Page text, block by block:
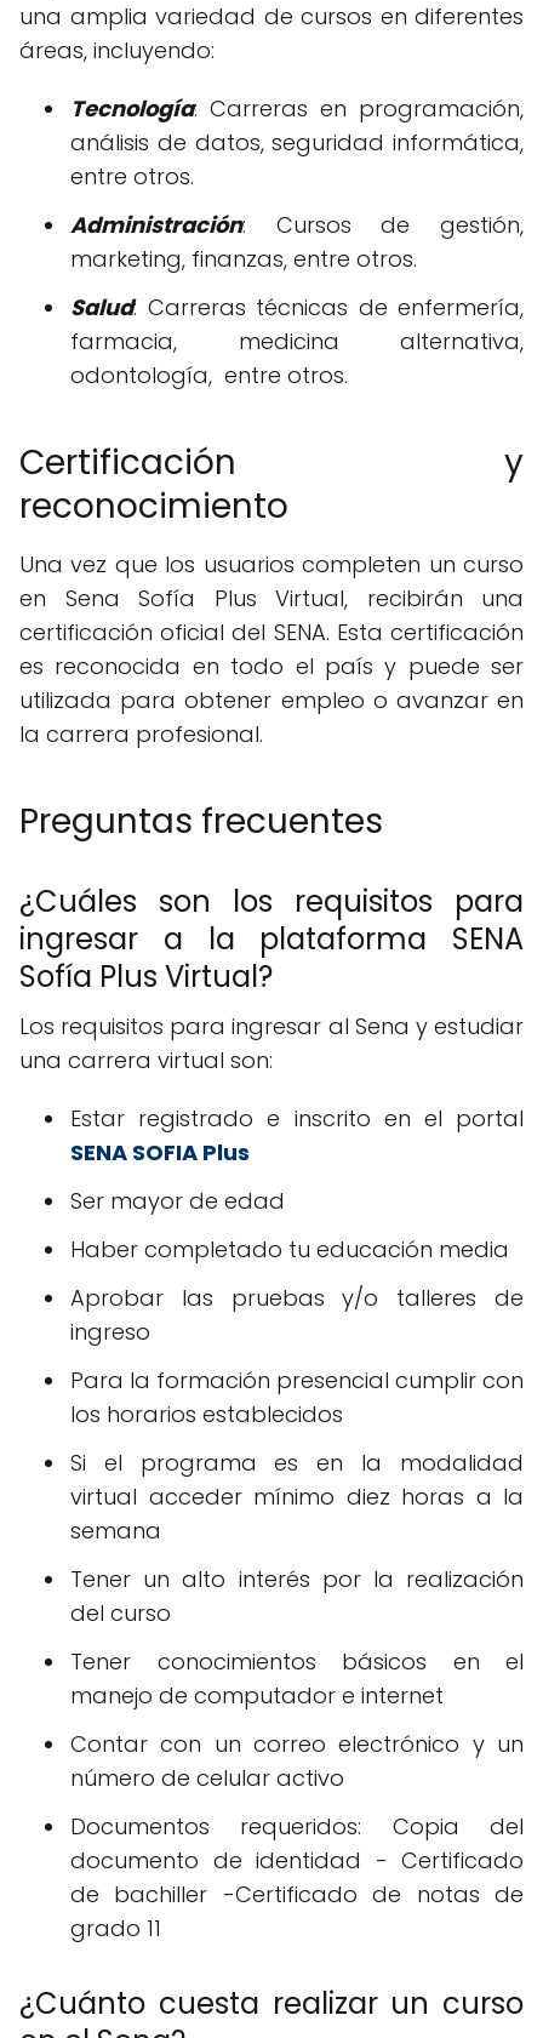
una amplia variedad de cursos en diferentes
áreas, incluyendo:
Tecnología: Carreras en programación,
análisis de datos, seguridad informática,
entre otros.
Administración: Cursos de gestión,
marketing, finanzas, entre otros.
Salud: Carreras técnicas de enfermería,
farmacia, medicina alternativa,
odontología, entre otros.
Certificación y
reconocimiento
Una vez que los usuarios completen un curso
en Sena Sofía Plus Virtual, recibirán una
certificación oficial del SENA. Esta certificación
es reconocida en todo el país y puede ser
utilizada para obtener empleo o avanzar en
la carrera profesional.
Preguntas frecuentes
¿Cuáles son los requisitos para
ingresar a la plataforma SENA
Sofía Plus Virtual?
Los requisitos para ingresar al Sena y estudiar
una carrera virtual son:
Estar registrado e inscrito en el portal
SENA SOFIA Plus
Ser mayor de edad
Haber completado tu educación media
Aprobar las pruebas y/o talleres de
ingreso
Para la formación presencial cumplir con
los horarios establecidos
Si el programa es en la modalidad
virtual acceder mínimo diez horas a la
semana
Tener un alto interés por la realización
del curso
Tener conocimientos básicos en el
manejo de computador e internet
Contar con un correo electrónico y un
número de celular activo
Documentos requeridos: Copia del
documento de identidad - Certificado
de bachiller -Certificado de notas de
grado 11
¿Cuánto cuesta realizar un curso